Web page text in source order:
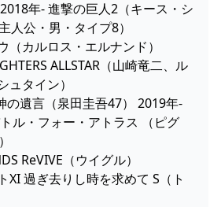
年- 進撃の巨人2（キース・シ
人公・男・タイプ8）
（カルロス・エルナンド）
ALLSTAR（山崎竜二、ル
ュタイン）
の遺言（泉田圭吾47） 2019年-
ル・フォー・アトラス （ピグ
ReVIVE（ウイグル）
XI 過ぎ去りし時を求めて S（ト